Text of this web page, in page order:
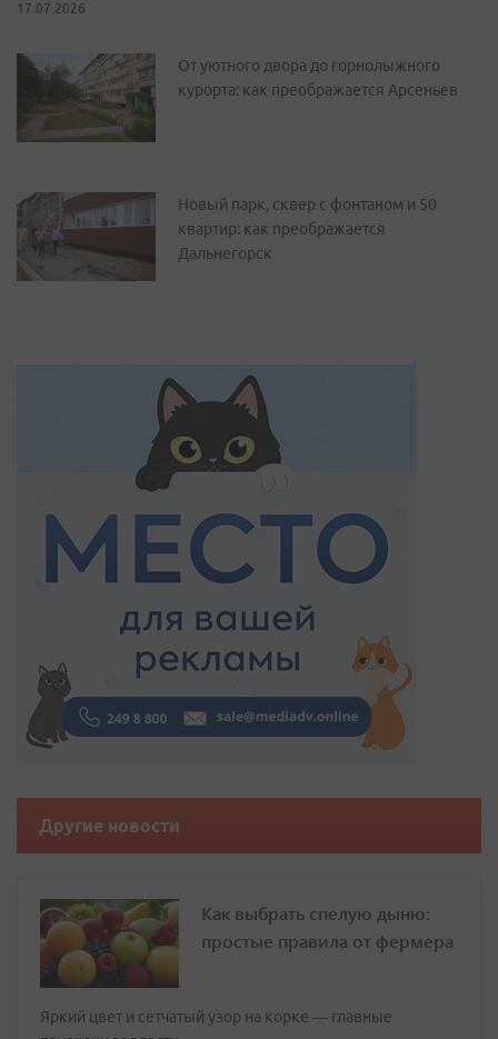
17.07.2026
От уютного двора до горнолыжного
курорта: как преображается Арсеньев
Новый парк, сквер с фонтаном и 50
квартир: как преображается
Дальнегорск
Другие новости
Как выбрать спелую дыню:
простые правила от фермера
Яркий цвет и сетчатый узор на корке — главные